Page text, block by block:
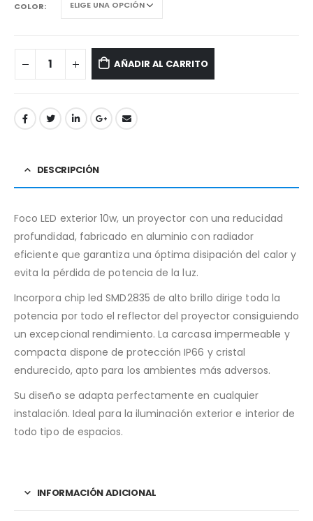
COLOR
AÑADIR AL CARRITO
DESCRIPCIÓN
Foco LED exterior 10w, un proyector con una reducidad
profundidad, fabricado en aluminio con radiador
eficiente que garantiza una óptima disipación del calor y
evita la pérdida de potencia de la luz.
Incorpora chip led SMD2835 de alto brillo dirige toda la
potencia por todo el reflector del proyector consiguiendo
un excepcional rendimiento. La carcasa impermeable y
compacta dispone de protección IP66 y cristal
endurecido, apto para los ambientes más adversos.
Su diseño se adapta perfectamente en cualquier
instalación. Ideal para la iluminación exterior e interior de
todo tipo de espacios.
INFORMACIÓN ADICIONAL